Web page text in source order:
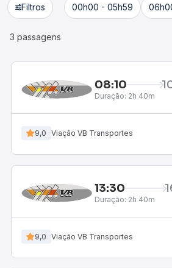
Filtros 00h00 - 05h59
3 passagens
08:10
Duração: 2h 40m
9,0 Viação VB Transportes
13:30
Duração: 2h 40m
9,0 Viação VB Transportes